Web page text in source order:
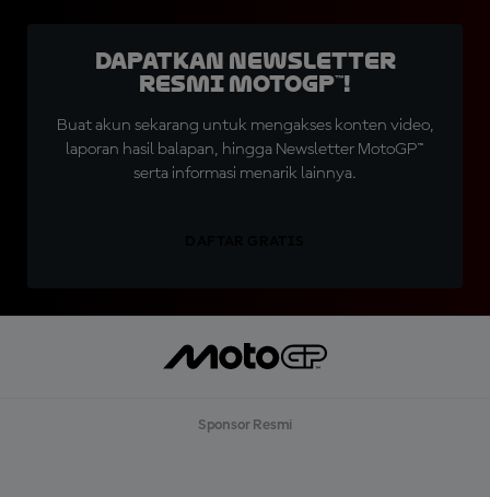
Dapatkan Newsletter
Resmi MotoGP™!
Buat akun sekarang untuk mengakses konten video,
laporan hasil balapan, hingga Newsletter MotoGP™
serta informasi menarik lainnya.
Sponsor Resmi